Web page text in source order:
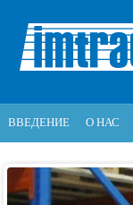
ВВЕДЕНИЕ О НАС